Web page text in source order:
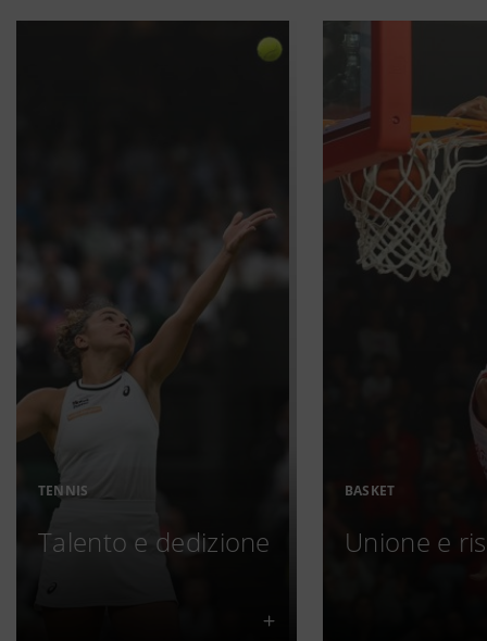
TENNIS
Talento e dedizione
BASKET
Unione e